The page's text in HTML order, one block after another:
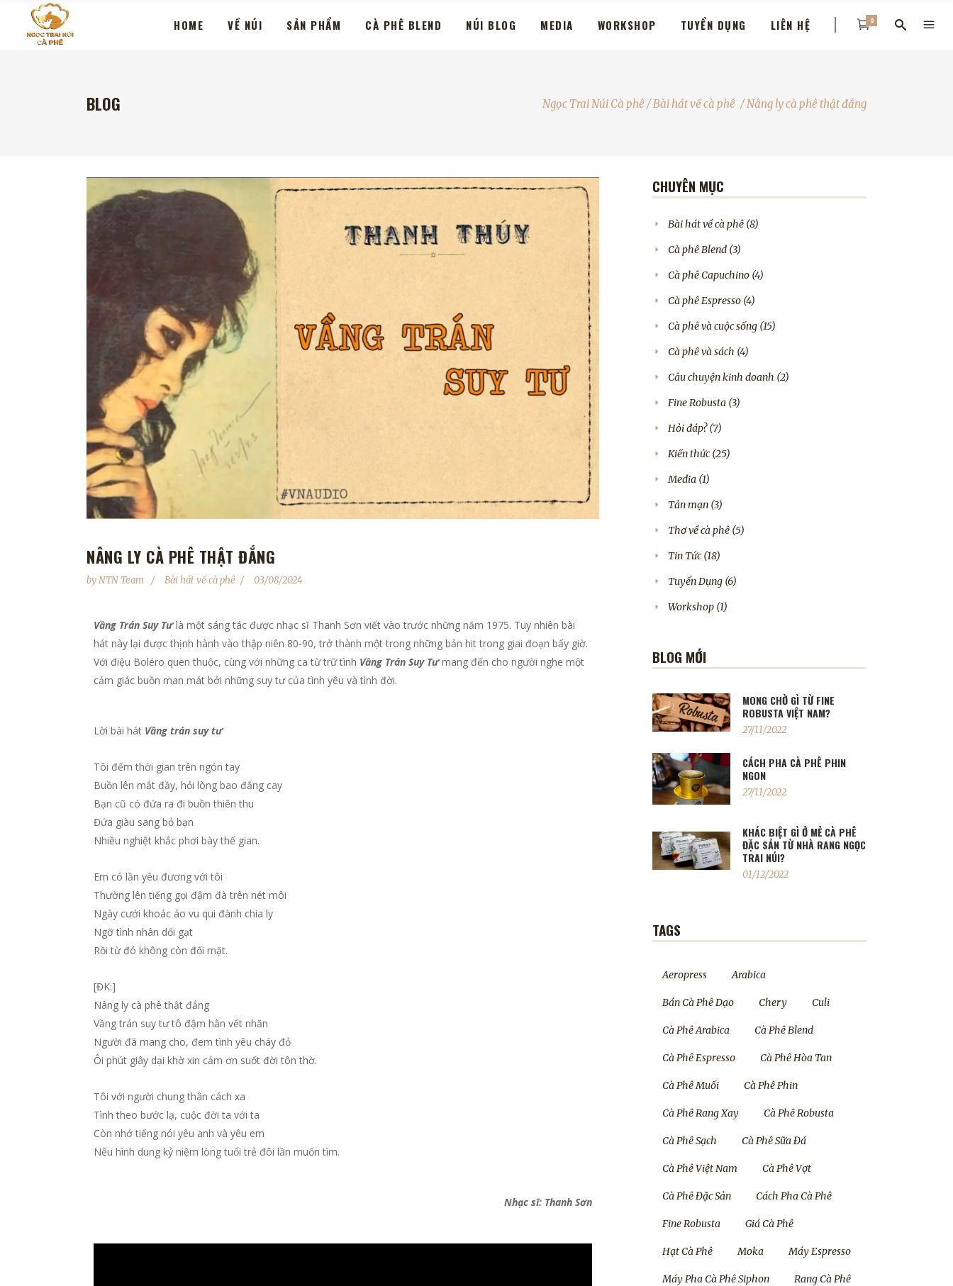
HOME VỀ NÚI SẢN PHẨM CÀ PHÊ BLEND NÚI BLOG MEDIA WORKSHOP TUYỂN DỤNG LIÊN HỆ 0
BLOG Ngọc Trai Núi Cà phê /Bài hát về cà phê /Nâng ly cà phê thật đắng
NÂNG LY CÀ PHÊ THẬT ĐẮNG
byNTN Team Bài hát về cà phê 03/08/2024
Vầng Trán Suy Tưlà một sáng tác được nhạc sĩ Thanh Sơn viết vào trước những năm 1975. Tuy nhiên bài
hát này lại được thịnh hành vào thập niên 80-90, trở thành một trong những bản hit trong giai đoạn bấy giờ.
Với điệu Boléro quen thuộc, cùng với những ca từ trữ tình Vầng Trán Suy Tưmang đến cho người nghe một
cảm giác buồn man mát bởi những suy tư của tình yêu và tình đời.
Lời bài hát Vầng trán suy tư
Tôi đếm thời gian trên ngón tay
Buồn lên mắt đầy, hỏi lòng bao đắng cay
Bạn cũ có đứa ra đi buồn thiên thu
Đứa giàu sang bỏ bạn
Nhiều nghiệt khắc phơi bày thế gian.
Em có lần yêu đương với tôi
Thường lên tiếng gọi đậm đà trên nét môi
Ngày cưới khoác áo vu qui đành chia ly
Ngỡ tình nhân dối gạt
Rồi từ đó không còn đối mặt.
[ĐK:]
Nâng ly cà phê thật đắng
Vầng trán suy tư tô đậm hằn vết nhăn
Người đã mang cho, đem tình yêu cháy đỏ
Ôi phút giây dại khờ xin cảm ơn suốt đời tôn thờ.
Tôi với người chung thân cách xa
Tình theo bước lạ, cuộc đời ta với ta
Còn nhớ tiếng nói yêu anh và yêu em
Nếu hình dung kỷ niệm lòng tuổi trẻ đôi lần muốn tìm.
Nhạc sĩ: Thanh Sơn
CHUYÊN MỤC
Bài hát về cà phê (8)
Cà phê Blend (3)
Cà phê Capuchino (4)
Cà phê Espresso (4)
Cà phê và cuộc sống (15)
Cà phê và sách (4)
Câu chuyện kinh doanh (2)
Fine Robusta (3)
Hỏi đáp?(7)
Kiến thức (25)
Media (1)
Tản mạn (3)
Thơ về cà phê (5)
Tin Tức (18)
Tuyển Dụng (6)
Workshop (1)
BLOG MỚI
MONG CHỜ GÌ TỪ FINE
ROBUSTA VIỆT NAM?
27/11/2022
CÁCH PHA CÀ PHÊ PHIN
NGON
27/11/2022
KHÁC BIỆT GÌ Ở MẺ CÀ PHÊ
ĐẶC SẢN TỪ NHÀ RANG NGỌC
TRAI NÚI?
01/12/2022
TAGS
Aeropress Arabica
Bán Cà Phê Dạo Chery Culi
Cà Phê Arabica Cà Phê Blend
Cà Phê Espresso Cà Phê Hòa Tan
Cà Phê Muối Cà Phê Phin
Cà Phê Rang Xay Cà Phê Robusta
Cà Phê Sạch Cà Phê Sữa Đá
Cà Phê Việt Nam Cà Phê Vợt
Cà Phê Đặc Sản Cách Pha Cà Phê
Fine Robusta Giá Cà Phê
Hạt Cà Phê Moka Máy Espresso
Máy Pha Cà Phê Siphon Rang Cà Phê